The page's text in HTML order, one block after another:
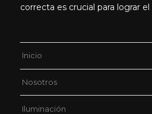
correcta es crucial para lograr
Inicio
Nosotros
Iluminación